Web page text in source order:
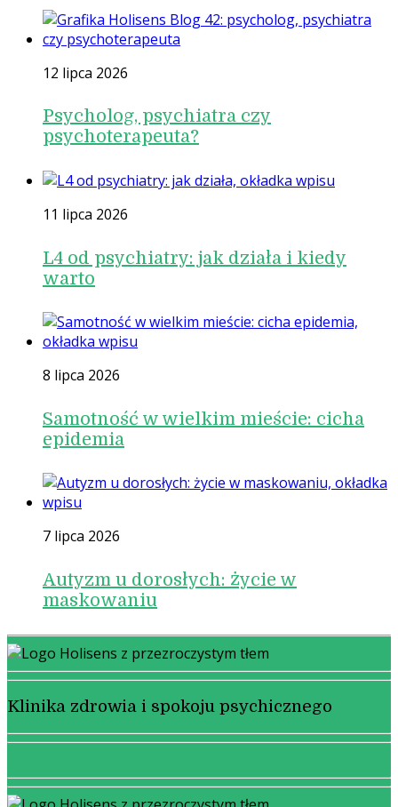
12 lipca 2026
Psycholog, psychiatra czy
psychoterapeuta?
11 lipca 2026
L4 od psychiatry: jak działa i kiedy
warto
8 lipca 2026
Samotność w wielkim mieście: cicha
epidemia
7 lipca 2026
Autyzm u dorosłych: życie w
maskowaniu
Klinika zdrowia i spokoju psychicznego